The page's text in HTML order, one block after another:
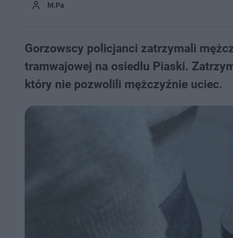
M.Pa
Gorzowscy policjanci zatrzymali
tramwajowej na osiedlu Piaski.
który nie pozwolili mężczyźnie uciec.